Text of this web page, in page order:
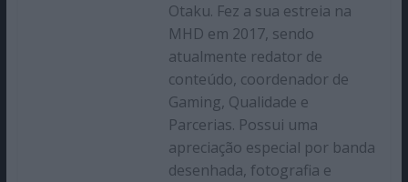
Otaku. Fez a sua estreia na
MHD em 2017, sendo
atualmente redator de
conteúdo, coordenador de
Gaming, Qualidade e
Parcerias. Possui uma
apreciação especial por banda
desenhada, fotografia e